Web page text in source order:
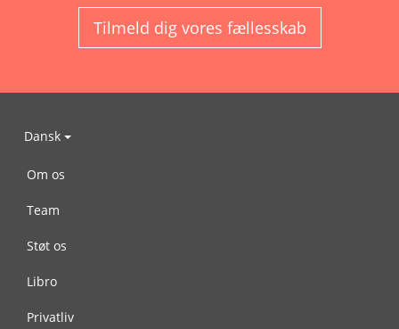
Tilmeld dig vores fællesskab
Dansk
Om os
Team
Støt os
Libro
Privatliv